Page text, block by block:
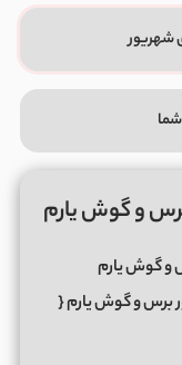
شهریور
و گوش یارم
و گوش یارم
برس و گوش یارم{